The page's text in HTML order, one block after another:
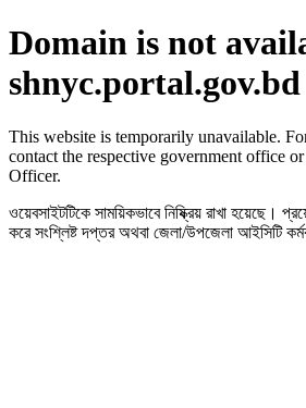
Domain is not
shnyc.portal.gov.bd
This website is temporarily unavailable.
contact the respective government office
Officer.
ওয়েবসাইটটিকে সাময়িকভাবে নিষ্ক্রিয় রাখা হয়েছে।
করে সংশ্লিষ্ট দপ্তর অথবা জেলা/উপজেলা আইসিটি